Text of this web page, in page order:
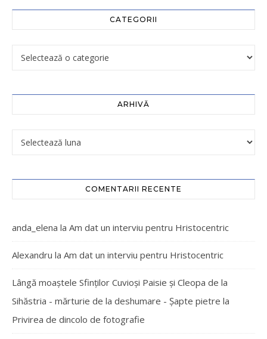
CATEGORII
ARHIVĂ
COMENTARII RECENTE
anda_elena la Am dat un interviu pentru Hristocentric
Alexandru la Am dat un interviu pentru Hristocentric
Lângă moaștele Sfinților Cuvioși Paisie și Cleopa de la
Sihăstria - mărturie de la deshumare - Şapte pietre la
Privirea de dincolo de fotografie